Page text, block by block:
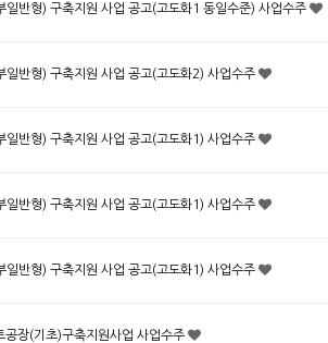
일반형) 구축지원 사업 공고(고도화1 동일수준) 사업수주
일반형) 구축지원 사업 공고(고도화2) 사업수주
일반형) 구축지원 사업 공고(고도화1) 사업수주
일반형) 구축지원 사업 공고(고도화1) 사업수주
일반형) 구축지원 사업 공고(고도화1) 사업수주
장(기초)구축지원사업 사업수주